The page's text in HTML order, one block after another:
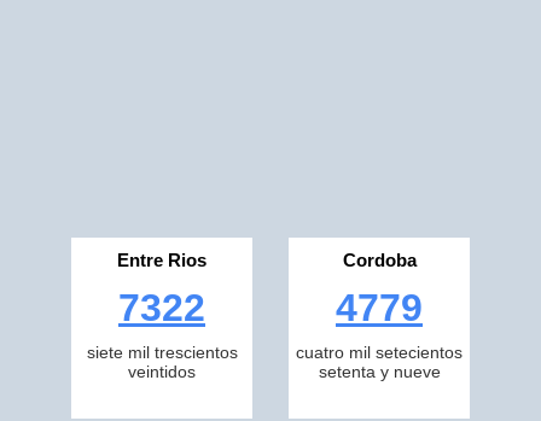
Entre Rios
7322
siete mil trescientos
veintidos
Cordoba
4779
cuatro mil setecientos
setenta y nueve